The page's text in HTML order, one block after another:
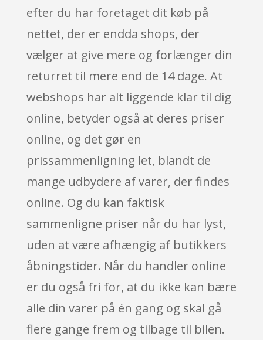
efter du har foretaget dit køb på
nettet, der er endda shops, der
vælger at give mere og forlænger din
returret til mere end de 14 dage. At
webshops har alt liggende klar til dig
online, betyder også at deres priser
online, og det gør en
prissammenligning let, blandt de
mange udbydere af varer, der findes
online. Og du kan faktisk
sammenligne priser når du har lyst,
uden at være afhængig af butikkers
åbningstider. Når du handler online
er du også fri for, at du ikke kan bære
alle din varer på én gang og skal gå
flere gange frem og tilbage til bilen.